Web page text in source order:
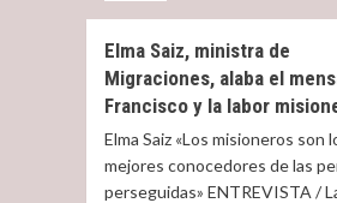
Elma Saiz, ministra de
Migraciones, alaba el
Francisco y la labor
Elma Saiz «Los misioneros son
mejores conocedores de las
perseguidas» ENTREVISTA /